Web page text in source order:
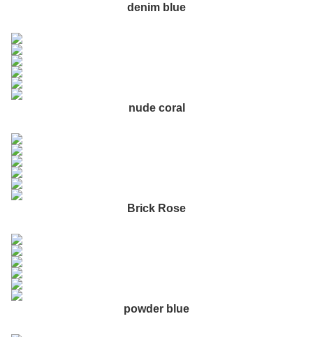
denim blue
nude coral
Brick Rose
powder blue